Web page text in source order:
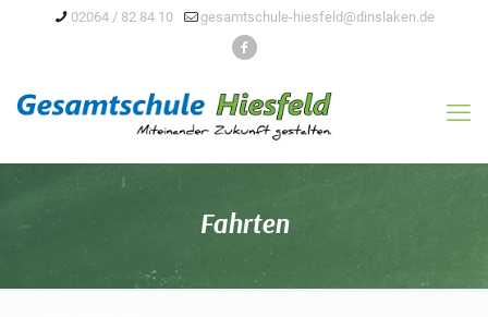
02064 / 82 84 10 gesamtschule-hiesfeld@dinslaken.de
Fahrten